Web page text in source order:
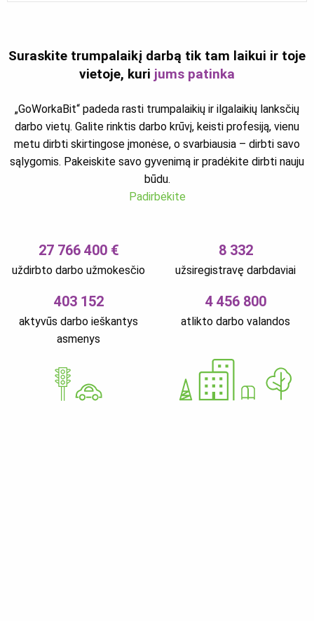
Suraskite trumpalaikį darbą tik tam laikui ir toje
vietoje, kuri jums patinka
„GoWorkaBit“ padeda rasti trumpalaikių ir ilgalaikių lanksčių
darbo vietų. Galite rinktis darbo krūvį, keisti profesiją, vienu
metu dirbti skirtingose įmonėse, o svarbiausia – dirbti savo
sąlygomis. Pakeiskite savo gyvenimą ir pradėkite dirbti nauju
būdu.
Padirbėkite
27 766 400 €
uždirbto darbo užmokesčio
8 332
užsiregistravę darbdaviai
403 152
aktyvūs darbo ieškantys
asmenys
4 456 800
atlikto darbo valandos